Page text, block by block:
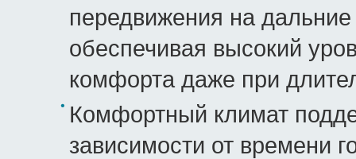
передвижения на
обеспечивая высокий
комфорта даже при
Комфортный климат
зависимости от времени